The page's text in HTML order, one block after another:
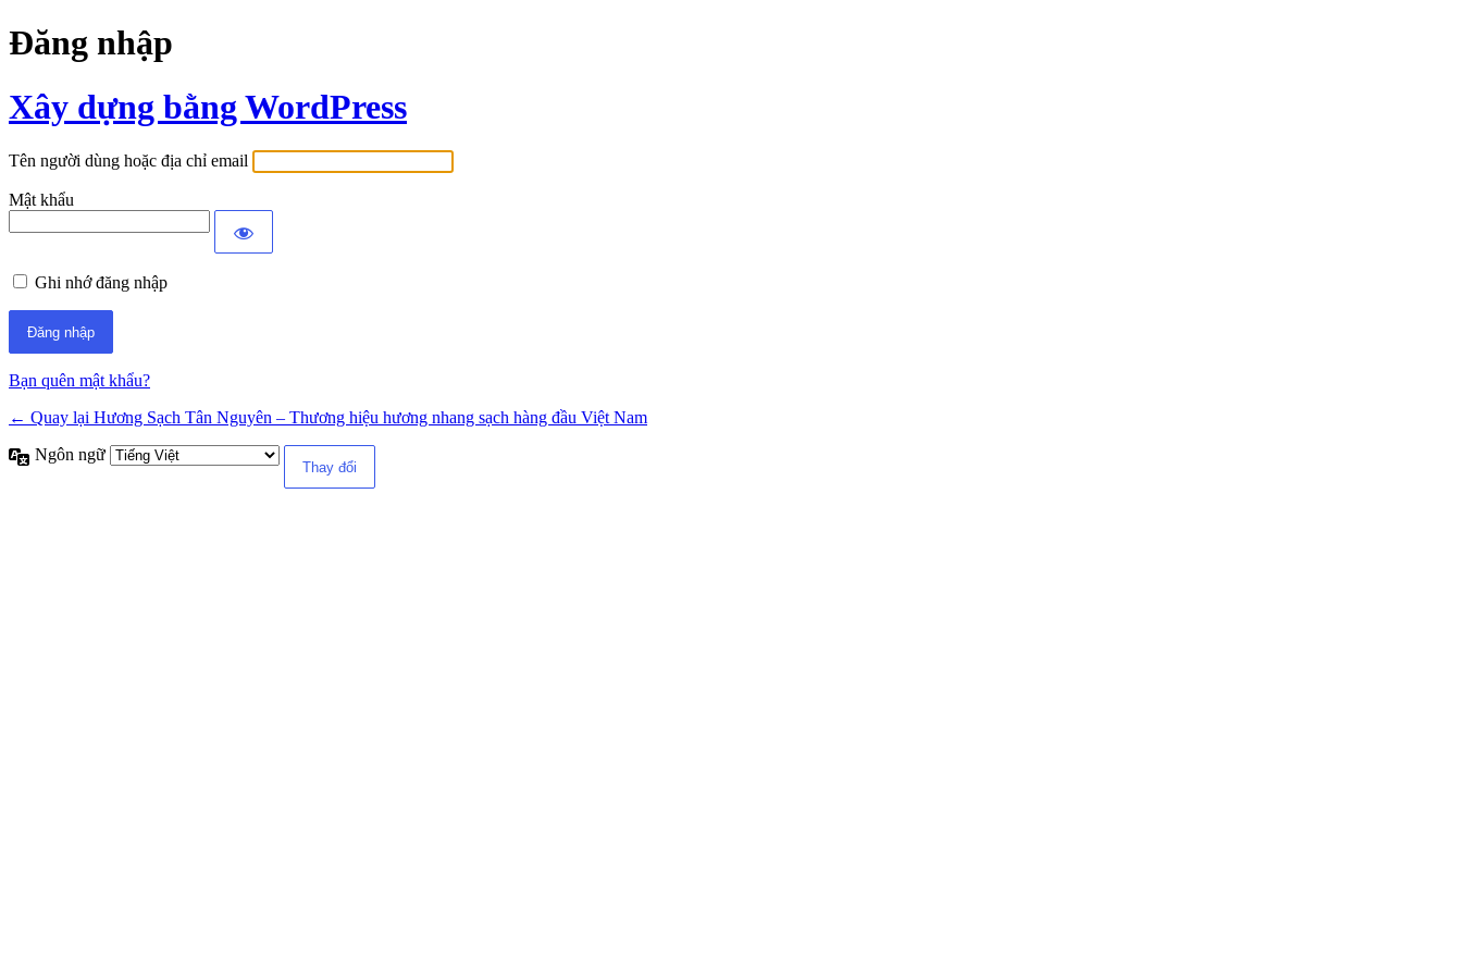
Đăng nhập
Xây dựng bằng WordPress
Tên người dùng hoặc địa chỉ email
Mật khẩu
Ghi nhớ đăng nhập
Bạn quên mật khẩu?
← Quay lại Hương Sạch Tân Nguyên – Thương hiệu hương nhang sạch hàng đầu Việt Nam
Ngôn ngữ